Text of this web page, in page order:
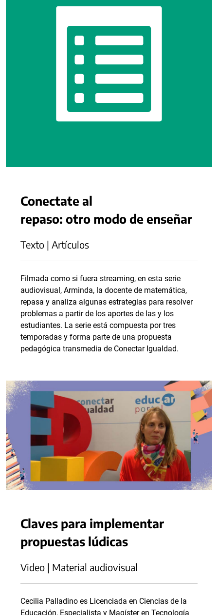
Conectate al
repaso: otro modo de enseñar
Texto | Artículos
Filmada como si fuera streaming, en esta serie
audiovisual, Arminda, la docente de matemática,
repasa y analiza algunas estrategias para resolver
problemas a partir de los aportes de las y los
estudiantes. La serie está compuesta por tres
temporadas y forma parte de una propuesta
pedagógica transmedia de Conectar Igualdad.
Claves para implementar
propuestas lúdicas
Video | Material audiovisual
Cecilia Palladino es Licenciada en Ciencias de la
Educación, Especialista y Magíster en Tecnología